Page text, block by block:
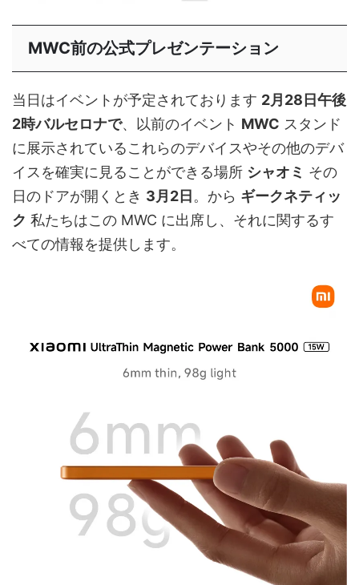
MWC前の公式プレゼンテーション
当日はイベントが予定されております 2月28日午後
2時バルセロナで、以前のイベント MWC スタンド
に展示されているこれらのデバイスやその他のデバ
イスを確実に見ることができる場所 シャオミ その
日のドアが開くとき 3月2日 。から ギークネティッ
ク 私たちはこの MWC に出席し、それに関するす
べての情報を提供します。